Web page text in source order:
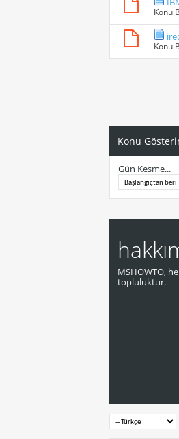
Konu
Konu
Konu
Gün Kesme...
MSHOWTO,
topluluktur.